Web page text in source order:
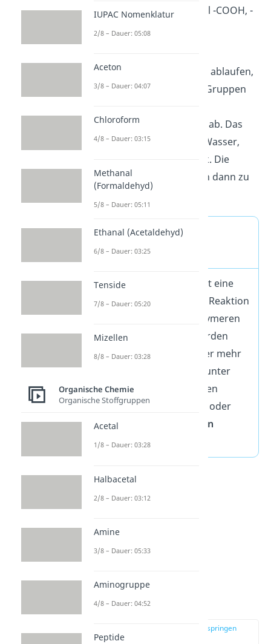
Gruppen, wie zum Beispiel -COOH, -
NH
oder -OH.
Kondensationsreaktionen ablaufen,
spalten die funktionellen Gruppen
Reaktionsnebenprodukte ab. Das
sind kleine Moleküle wie Wasser,
Salzsäure oder Ammoniak. Die
Monomere verbinden sich dann zu
Polymeren
.
Definition
Polykondensation
Die Polykondensation ist eine
mehrstufige chemische Reaktion
zur Gewinnung von Polymeren
(Kunststoffe). Dabei werden
Monomere mit zwei oder mehr
funktionellen Gruppen unter
Abspaltung von einfachen
Molekülen wie H
O, HCl oder
NH3
Polykondensaten
verbunden.
Polykondensate
zur Stelle im Video springen
IUPAC Nomenklatur
2/8 – Dauer: 05:08
Aceton
3/8 – Dauer: 04:07
Chloroform
4/8 – Dauer: 03:15
Methanal
(Formaldehyd)
5/8 – Dauer: 05:11
Ethanal (Acetaldehyd)
6/8 – Dauer: 03:25
Tenside
7/8 – Dauer: 05:20
Mizellen
8/8 – Dauer: 03:28
Organische Chemie
Organische Stoffgruppen
Acetal
1/8 – Dauer: 03:28
Halbacetal
2/8 – Dauer: 03:12
Amine
3/8 – Dauer: 05:33
Aminogruppe
4/8 – Dauer: 04:52
Peptide